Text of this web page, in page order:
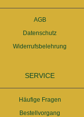
AGB
Datenschutz
Widerrufsbelehrung
SERVICE
Häufige Fragen
Bestellvorgang